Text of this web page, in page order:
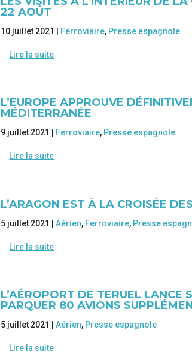
22 AOÛT
10 juillet 2021 | Ferroviaire, Presse espagnole
Lire la suite
L’EUROPE APPROUVE
MÉDITERRANÉE
9 juillet 2021 | Ferroviaire, Presse espagnole
Lire la suite
L’ARAGON EST À LA CROISÉE
5 juillet 2021 |Aérien, Ferroviaire, Presse
Lire la suite
L’AÉROPORT DE TERUEL LANCE
PARQUER 80 AVIONS
5 juillet 2021 |Aérien, Presse espagnole
Lire la suite